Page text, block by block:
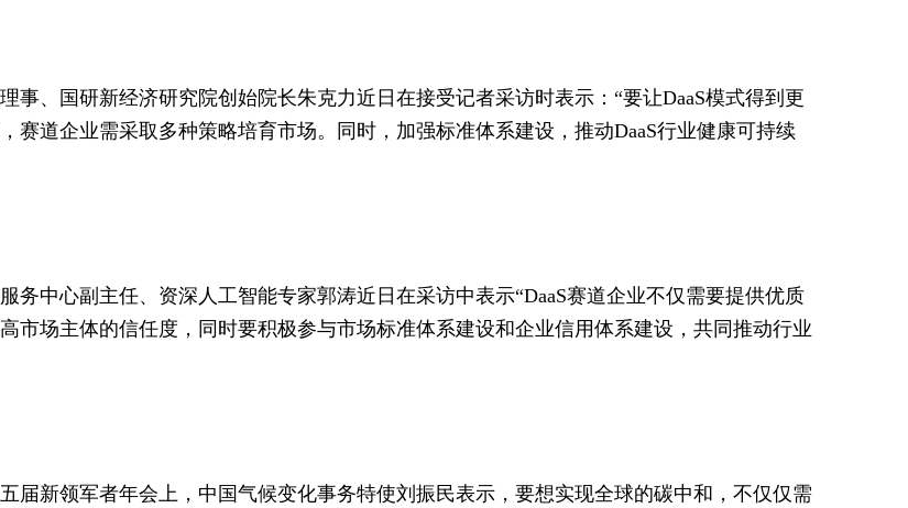
事、国研新经济研究院创始院长朱克力近日在接受记者采访时表示：“要让DaaS模式得到更
赛道企业需采取多种策略培育市场。同时，加强标准体系建设，推动DaaS行业健康可持续
务中心副主任、资深人工智能专家郭涛近日在采访中表示“DaaS赛道企业不仅需要提供优质
市场主体的信任度，同时要积极参与市场标准体系建设和企业信用体系建设，共同推动行业
届新领军者年会上，中国气候变化事务特使刘振民表示，要想实现全球的碳中和，不仅仅需